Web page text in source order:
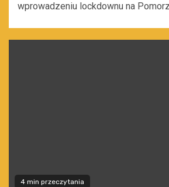
wprowadzeniu lockdownu na
4 min przeczytania